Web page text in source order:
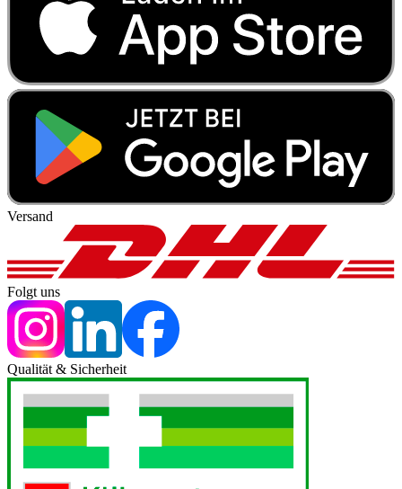
Versand
Folgt uns
Qualität & Sicherheit